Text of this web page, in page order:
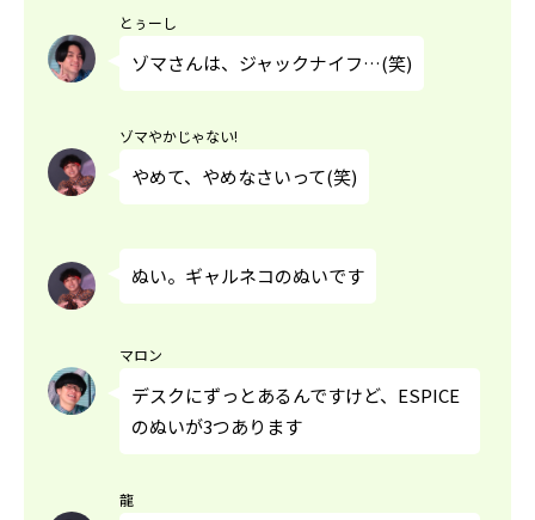
とぅーし
ゾマさんは、ジャックナイフ…(笑)
ゾマやかじゃない!
やめて、やめなさいって(笑)
ぬい。ギャルネコのぬいです
マロン
デスクにずっとあるんですけど、ESPICE
のぬいが3つあります
龍